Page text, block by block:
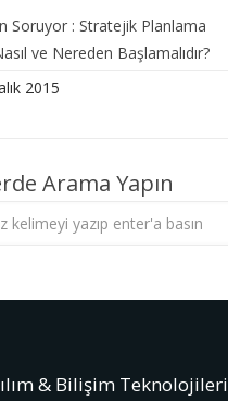
Soruyor : Stratejik Planlama
ve Nereden Başlamalıdır?
2015
Arama Yapın
& Bilişim Teknolojileri